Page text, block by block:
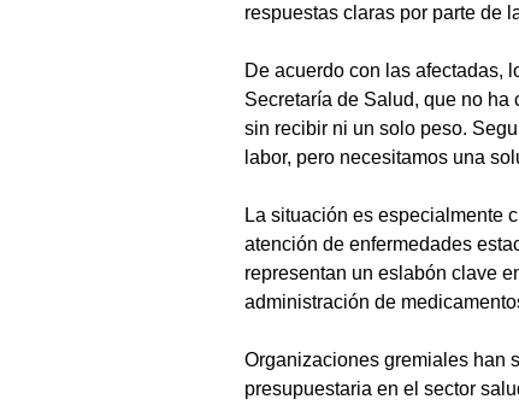
respuestas claras por parte de
De acuerdo con las afectadas,
Secretaría de Salud, que no
sin recibir ni un solo peso.
labor, pero necesitamos una
La situación es especialmente
atención de enfermedades
representan un eslabón clave
administración de
Organizaciones gremiales han
presupuestaria en el sector